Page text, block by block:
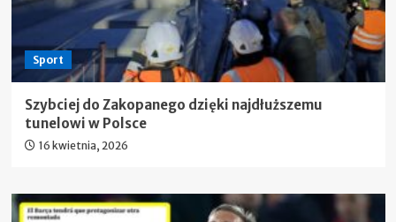
Sport
Szybciej do Zakopanego dzięki najdłuższemu
tunelowi w Polsce
16 kwietnia, 2026